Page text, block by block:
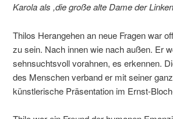
Karola als ,die große alte Dame der
Thilos Herangehen an neue Fragen war
zu sein. Nach innen wie nach außen. Er
sehnsuchtsvoll vorahnen, es erkennen.
des Menschen verband er mit seiner
künstlerische Präsentation im Ernst-